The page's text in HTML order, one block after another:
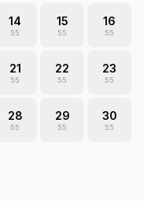
14
55
15
55
16
55
21
55
22
55
23
55
28
55
29
55
30
55